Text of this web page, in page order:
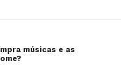
músicas e as